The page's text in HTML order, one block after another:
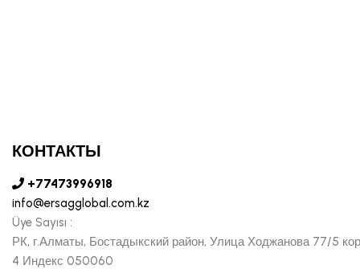
КОНТАКТЫ
+77473996918
info@ersagglobal.com.kz
Üye Sayısı :
РК, г.Алматы, Бостадыкский район, Улица Ходжанова 77/5
4 Индекс 050060